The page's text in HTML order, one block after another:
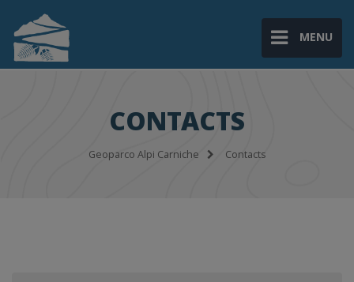
MENU
CONTACTS
Geoparco Alpi Carniche Contacts